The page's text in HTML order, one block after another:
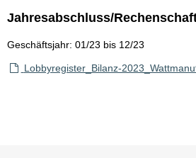
Jahresabschluss/
Geschäftsjahr: 01/23 bis 12/23
Lobbyregister_Bilanz-